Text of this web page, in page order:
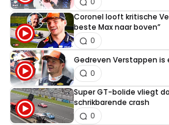
Coronel looft kritische
beste Max naar boven”
0
Gedreven Verstappen is
0
Super GT-bolide vliegt
schrikbarende crash
0